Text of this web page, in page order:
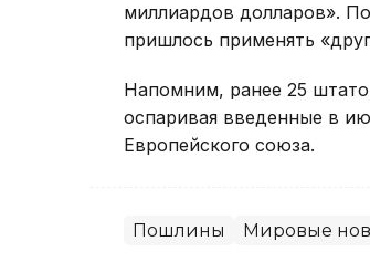
миллиардов долларов».
пришлось применять
Напомним, ранее 25
оспаривая введенные в
Европейского союза.
Пошлины Мировые